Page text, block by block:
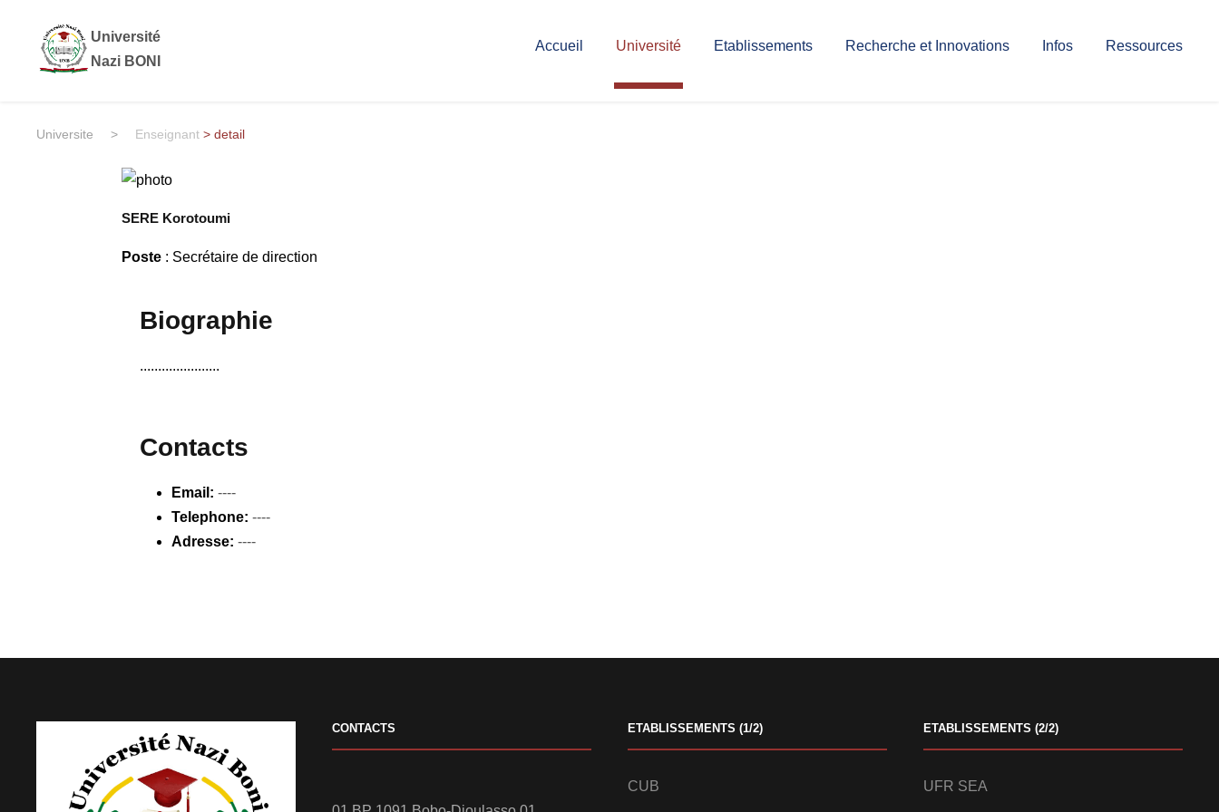
Université
Nazi BONI
Accueil Université Etablissements Recherche et Innovations Infos Ressources
Universite > Enseignant > detail
SERE Korotoumi
Poste : Secrétaire de direction
Biographie
......................
Contacts
Email: ----
Telephone: ----
Adresse: ----
CONTACTS ETABLISSEMENTS (1/2)
CUB
ETABLISSEMENTS (2/2)
UFR SEA